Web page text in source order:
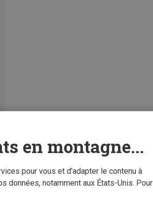
en montagne...
pour vous et d'adapter le contenu à
données, notamment aux États-Unis. Pour